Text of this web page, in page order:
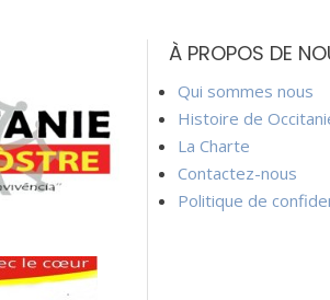
À PROPOS DE
Qui sommes nous
Histoire de
La Charte
Contactez-nous
Politique de